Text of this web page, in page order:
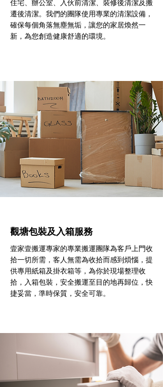
住宅、辦公室、入伙前清潔、裝修後清潔及搬
遷後清潔。我們的團隊使用專業的清潔設備，
確保每個角落無塵無垢，讓您的家居煥然一
新，為您創造健康舒適的環境。
觀塘包裝及入箱服務
壹家壹搬運專家的專業搬運團隊為客戶上門收
拾一切所需，客人無需為收拾而感到煩惱，提
供專用紙箱及掛衣箱等，為你於現場整理收
拾，入箱包裝，安全搬運至目的地再歸位，快
捷妥當，準時保質，安全可靠。